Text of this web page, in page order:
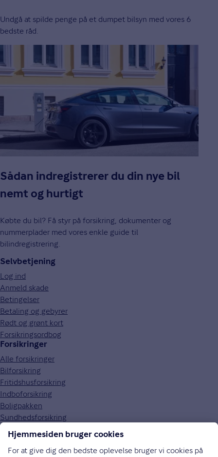
Undgå at spilde penge på et dumpet bilsyn med vores 6
bedste råd.
Sådan indregistrerer du din nye bil
nemt og hurtigt
Købte du bil? Få styr på forsikring, dokumenter og
nummerplader med vores enkle guide til
bilindregistrering.
Selvbetjening
Log ind
Anmeld skade
Betingelser
Betaling og gebyrer
Rødt og grønt kort
Forsikringsordbog
Forsikringer
Alle forsikringer
Bilforsikring
Fritidshusforsikring
Indboforsikring
Boligpakken
Sundhedsforsikring
Om Gjensidige
Om os
Kundefordele